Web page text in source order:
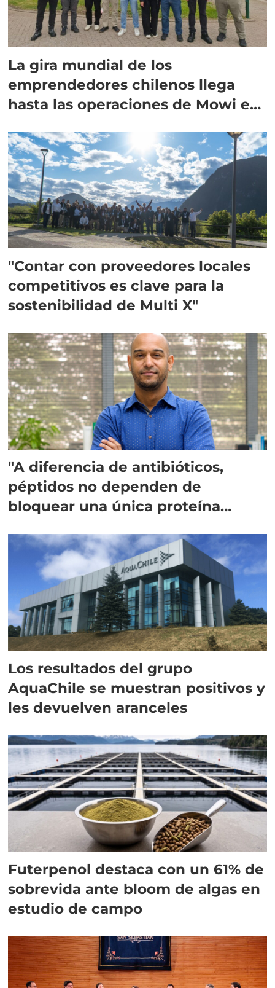
La gira mundial de los
emprendedores chilenos llega
hasta las operaciones de Mowi en
"Contar con proveedores locales
competitivos es clave para la
sostenibilidad de Multi X"
"A diferencia de antibióticos,
péptidos no dependen de
bloquear una única proteína
Los resultados del grupo
AquaChile se muestran positivos y
les devuelven aranceles
Futerpenol destaca con un 61% de
sobrevida ante bloom de algas en
estudio de campo